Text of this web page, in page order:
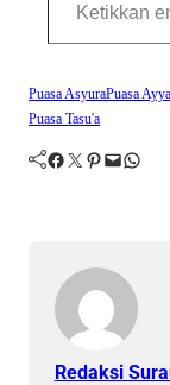
Puasa AsyuraPuasa
Puasa Tasu'a
Facebook Twitter Pinterest Mail WhatsApp
Redaksi